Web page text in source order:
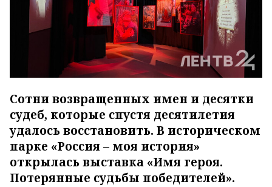
Сотни возвращенных имен и десятки
судеб, которые спустя десятилетия
удалось восстановить. В историческом
парке «Россия – моя история»
открылась выставка «Имя героя.
Потерянные судьбы победителей».